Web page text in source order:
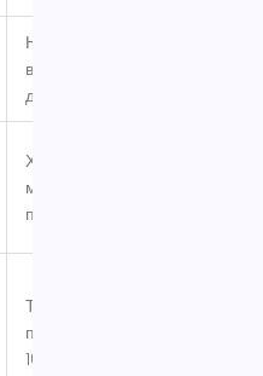
Нужна вода/
влажные
добавки
Хорош для
мочевыводящих
путей
Только как часть
плана или до
10% калорий